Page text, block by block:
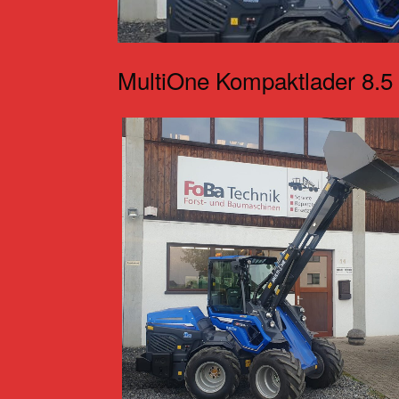
MultiOne Kompaktlader